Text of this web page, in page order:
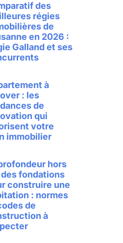
des
régies
de
en 2026 :
Galland et ses
à
: les
de
qui
votre
immobilier
hors
fondations
construire une
: normes
de
à